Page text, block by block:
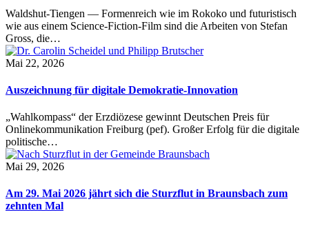
Waldshut-Tiengen — Formenreich wie im Rokoko und futuristisch
wie aus einem Science-Fiction-Film sind die Arbeiten von Stefan
Gross, die…
Mai 22, 2026
Auszeichnung für digitale Demokratie-Innovation
„Wahlkompass“ der Erzdiözese gewinnt Deutschen Preis für
Onlinekommunikation Freiburg (pef). Großer Erfolg für die digitale
politische…
Mai 29, 2026
Am 29. Mai 2026 jährt sich die Sturzflut in Braunsbach zum
zehnten Mal